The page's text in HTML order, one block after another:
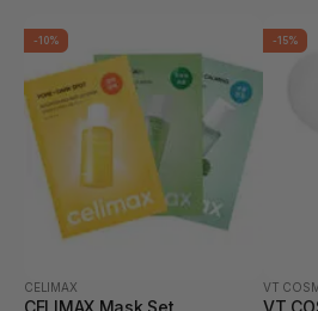
-10%
CELIMAX
CELIMAX Mask Set
-15%
VT
VT